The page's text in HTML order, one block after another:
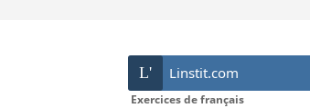
L' Linstit.com
Exercices de français